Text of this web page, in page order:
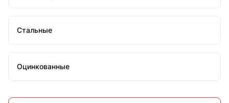
Стальные
Оцинкованные